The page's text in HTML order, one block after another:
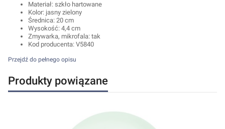
Materiał: szkło hartowane
Kolor: jasny zielony
Średnica: 20 cm
Wysokość: 4,4 cm
Zmywarka, mikrofala: tak
Kod producenta: V5840
Przejdź do pełnego opisu
Produkty powiązane